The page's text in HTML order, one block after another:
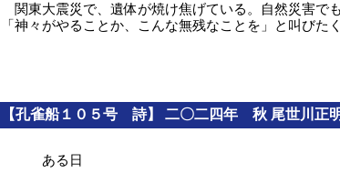
関東大震災で、遺体が焼け焦げている。自然災害で
「神々がやることか、こんな無残なことを」と叫びた
【孔雀船１０５号 詩】 二〇二四年 秋 尾世川正
ある日